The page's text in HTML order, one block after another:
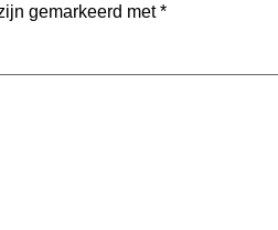
gemarkeerd met*